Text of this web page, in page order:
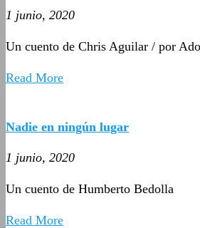
1 junio, 2020
Un cuento de Chris Aguilar / por
Read More
Nadie en ningún lugar
1 junio, 2020
Un cuento de Humberto Bedolla
Read More